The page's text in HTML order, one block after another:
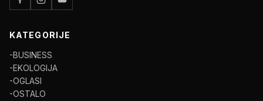
KATEGORIJE
-BUSINESS
-EKOLOGIJA
-OGLASI
-OSTALO